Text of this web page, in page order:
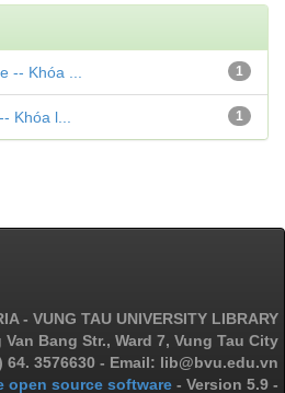
1
-- Khóa ...
1
Khóa l...
- VUNG TAU UNIVERSITY LIBRARY
Van Bang Str., Ward 7, Vung Tau City
64. 3576630 - Email: lib@bvu.edu.vn
open source software - Version 5.9 -